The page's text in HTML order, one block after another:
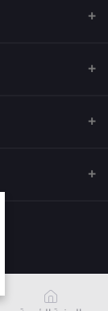
عنوان
تسجيل الدخول